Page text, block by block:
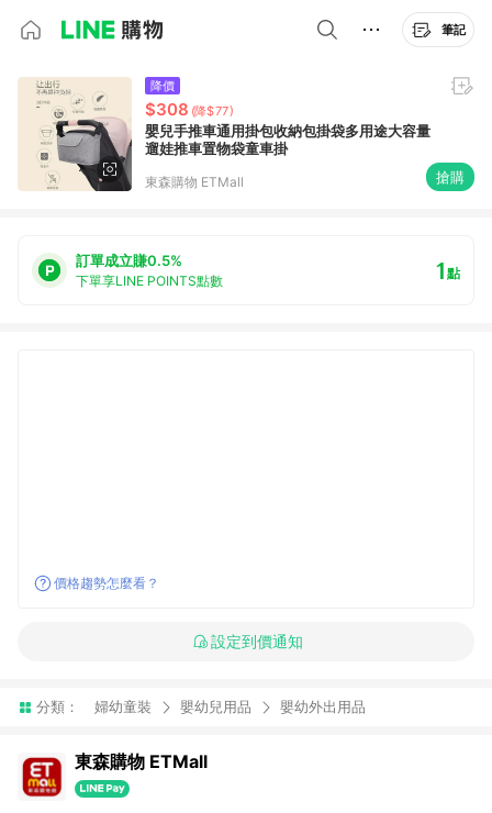
筆記
降價
$308 (降$77)
嬰兒手推車通用掛包收納包掛袋多用途大容量
遛娃推車置物袋童車掛
東森購物 ETMall 搶購
訂單成立賺0.5%
下單享LINE POINTS點數 1點
價格趨勢怎麼看？
設定到價通知
分類： 婦幼童裝 嬰幼兒用品 嬰幼外出用品
東森購物 ETMall